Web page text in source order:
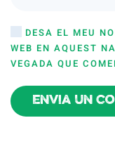
DESA EL MEU
WEB EN AQUEST
VEGADA QUE
Envia un